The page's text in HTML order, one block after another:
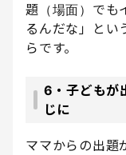
題（場面）でも
るんだな」とい
らです。
6・子どもが
じに
ママからの出題